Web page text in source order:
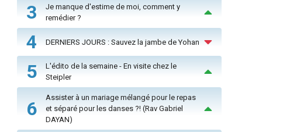
3
Je manque d'estime de moi, comment y
remédier ?
4 DERNIERS JOURS : Sauvez la jambe de Yohan
5
L'édito de la semaine - En visite chez le
Steipler
6
Assister à un mariage mélangé pour le repas
et séparé pour les danses ?! (Rav Gabriel
DAYAN)